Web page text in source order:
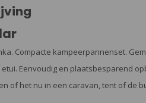
Compacte kampeerpannenset.
Eenvoudig en plaatsbesparend
of het nu in een caravan, tent of de